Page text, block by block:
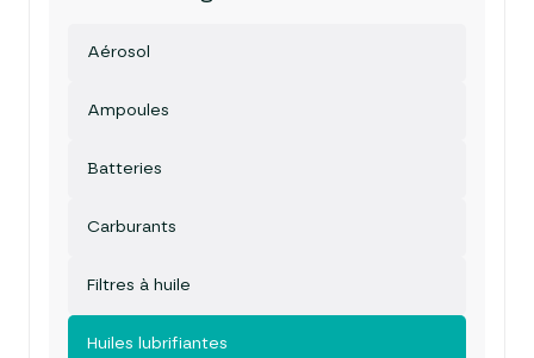
Aérosol
Ampoules
Batteries
Carburants
Filtres à huile
Huiles lubrifiantes